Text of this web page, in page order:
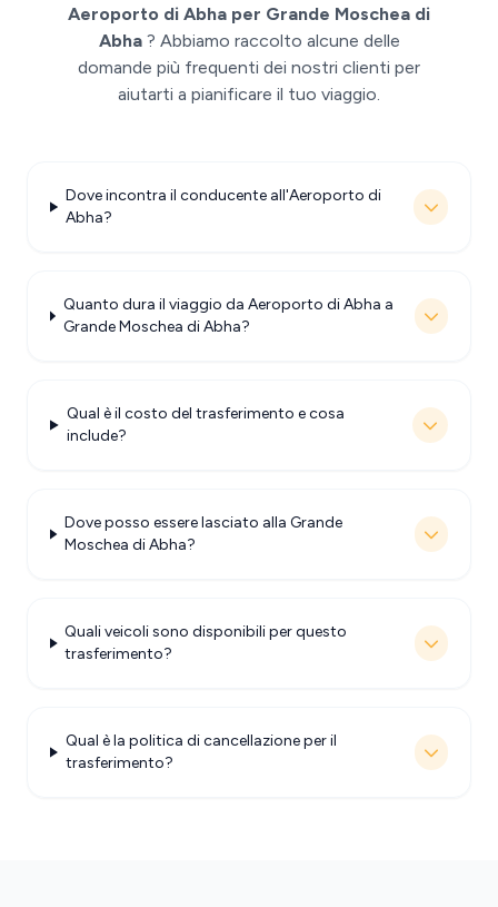
Aeroporto di Abha per Grande Moschea di
Abha ? Abbiamo raccolto alcune delle
domande più frequenti dei nostri clienti per
aiutarti a pianificare il tuo viaggio.
Dove incontra il conducente all'Aeroporto di
Abha?
Quanto dura il viaggio da Aeroporto di Abha a
Grande Moschea di Abha?
Qual è il costo del trasferimento e cosa
include?
Dove posso essere lasciato alla Grande
Moschea di Abha?
Quali veicoli sono disponibili per questo
trasferimento?
Qual è la politica di cancellazione per il
trasferimento?